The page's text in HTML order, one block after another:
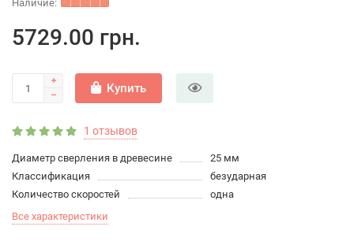
5729.00 грн.
Купить
1 отзывов
Диаметр сверления в древесине
25 мм
Классификация
безударная
Количество скоростей
одна
Все характеристики